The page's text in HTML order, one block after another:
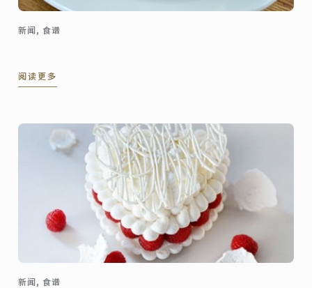
新闻, 食谱
阅读更多
新闻, 食谱